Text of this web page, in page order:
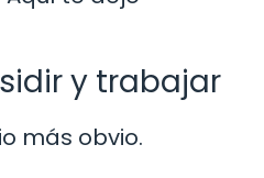
y trabajar
más obvio.